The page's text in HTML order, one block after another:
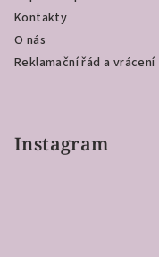
Kontakty
O nás
Reklamační řád a vrácení
Instagram